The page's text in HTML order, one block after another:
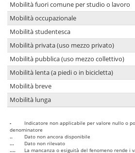
Mobilità fuori comune per studio o lavoro
Mobilità occupazionale
Mobilità studentesca
Mobilità privata (uso mezzo privato)
Mobilità pubblica (uso mezzo collettivo)
Mobilità lenta (a piedi o in bicicletta)
Mobilità breve
Mobilità lunga
-
Indicatore non applicabile per valore nullo o
denominatore
..
Dato non ancora disponibile
...
Dato non rilevato
....
La mancanza o esiguità del fenomeno rende i